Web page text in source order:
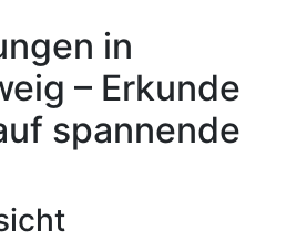
in
– Erkunde
spannende